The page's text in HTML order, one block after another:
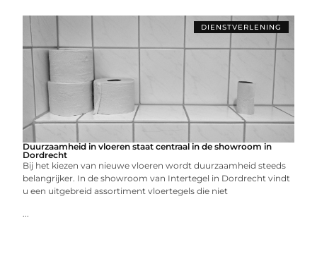
DIENSTVERLENING
Duurzaamheid in vloeren staat centraal in de showroom in
Dordrecht
Bij het kiezen van nieuwe vloeren wordt duurzaamheid steeds
belangrijker. In de showroom van Intertegel in Dordrecht vindt
u een uitgebreid assortiment vloertegels die niet
...